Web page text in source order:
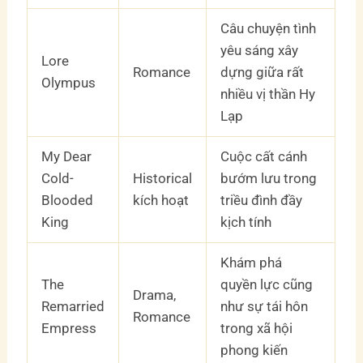
Lore
Olympus
Romance
Câu chuyện tình
yêu sáng xây
dựng giữa rất
nhiều vị thần Hy
Lạp
My Dear
Cold-
Blooded
King
Historical
kích hoạt
Cuộc cất cánh
bướm lưu trong
triều đình đầy
kịch tính
The
Remarried
Empress
Drama,
Romance
Khám phá
quyền lực cũng
như sự tái hôn
trong xã hội
phong kiến